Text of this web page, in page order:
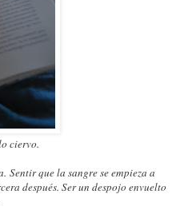
ciervo.
que la sangre se empieza a
después. Ser un despojo envuelto